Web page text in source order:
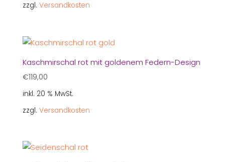
zzgl. Versandkosten
Kaschmirschal rot mit goldenem Federn-Design
€119,00
inkl. 20 % MwSt.
zzgl. Versandkosten